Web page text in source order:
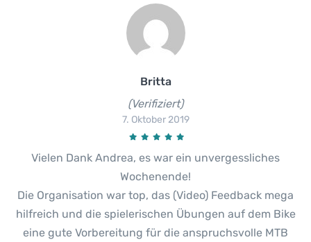
Britta
(Verifiziert)
7. Oktober 2019
Vielen Dank Andrea, es war ein unvergessliches
Wochenende!
Die Organisation war top, das (Video) Feedback mega
hilfreich und die spielerischen Übungen auf dem Bike
eine gute Vorbereitung für die anspruchsvolle MTB